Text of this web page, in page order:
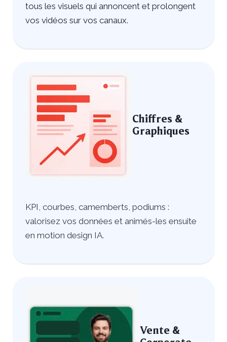
tous les visuels qui annoncent et prolongent
vos vidéos sur vos canaux.
Chiffres &
Graphiques
KPI, courbes, camemberts, podiums :
valorisez vos données et animés-les ensuite
en motion design IA.
Vente &